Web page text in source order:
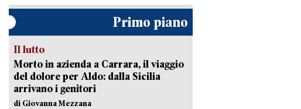
Primo piano
Il lutto
Morto in azienda a Carrara, il viaggio
del dolore per Aldo: dalla Sicilia
arrivano i genitori
di Giovanna Mezzana